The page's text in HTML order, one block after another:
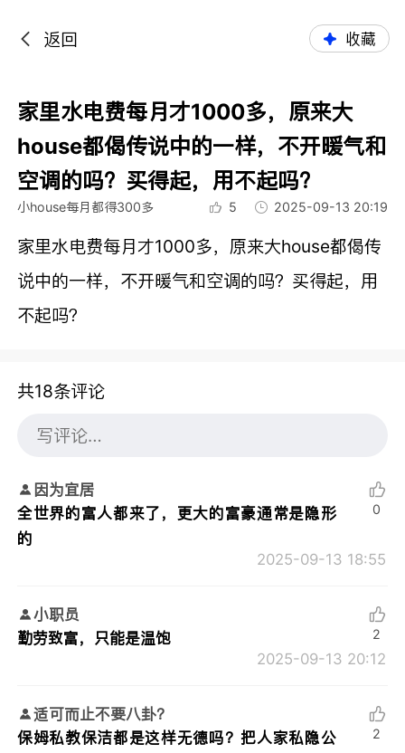
返回 收藏
家里水电费每月才1000多，原来大
house都偈传说中的一样，不开暖气和
空调的吗？买得起，用不起吗？
小house每月都得300多 5 2025-09-13 20:19
家里水电费每月才1000多，原来大house都偈传
说中的一样，不开暖气和空调的吗？买得起，用
不起吗？
共18条评论
因为宜居
全世界的富人都来了，更大的富豪通常是隐形
的
2025-09-13 18:55
0
小职员
勤劳致富，只能是温饱
2025-09-13 20:12
2
适可而止不要八卦？
保姆私教保洁都是这样无德吗？把人家私隐公
2